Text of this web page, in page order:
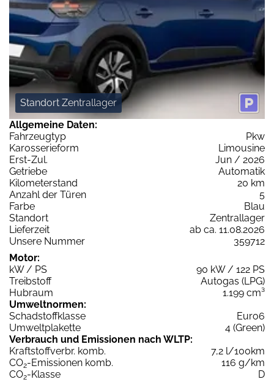
Standort Zentrallager
Allgemeine Daten:
Fahrzeugtyp
Pkw
Karosserieform
Limousine
Erst-Zul.
Jun / 2026
Getriebe
Automatik
Kilometerstand
20 km
Anzahl der Türen
5
Farbe
Blau
Standort
Zentrallager
Lieferzeit
ab ca. 11.08.2026
Unsere Nummer
359712
Motor:
kW / PS
90 kW / 122 PS
Treibstoff
Autogas (LPG)
Hubraum
1.199 cm³
Umweltnormen:
Schadstoffklasse
Euro6
Umweltplakette
4 (Green)
Verbrauch und Emissionen nach WLTP:
Kraftstoffverbr. komb.
7,2 l/100km
CO2-Emissionen komb.
116 g/km
CO2-Klasse
D